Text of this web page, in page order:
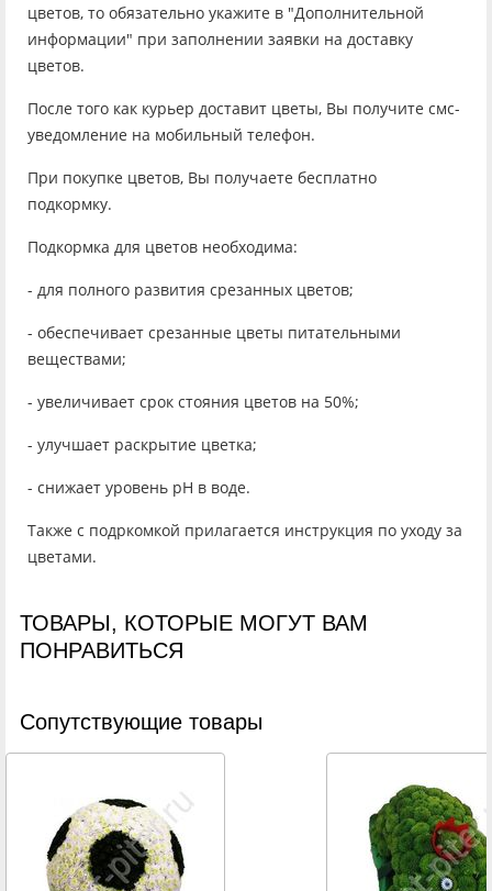
цветов, то обязательно укажите в "Дополнительной
информации" при заполнении заявки на доставку
цветов.
После того как курьер доставит цветы, Вы получите смс-
уведомление на мобильный телефон.
При покупке цветов, Вы получаете бесплатно
подкормку.
Подкормка для цветов необходима:
- для полного развития срезанных цветов;
- обеспечивает срезанные цветы питательными
веществами;
- увеличивает срок стояния цветов на 50%;
- улучшает раскрытие цветка;
- снижает уровень рН в воде.
Также с подркомкой прилагается инструкция по уходу за
цветами.
ТОВАРЫ, КОТОРЫЕ МОГУТ ВАМ
ПОНРАВИТЬСЯ
Cопутствующие товары